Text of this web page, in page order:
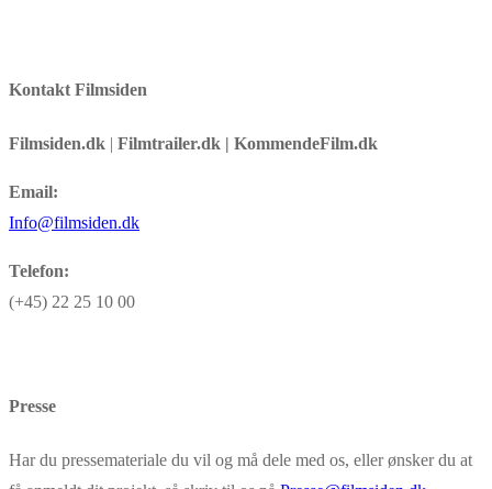
Kontakt Filmsiden
Filmsiden.dk | Filmtrailer.dk | KommendeFilm.dk
Email:
Info@filmsiden.dk
Telefon:
(+45) 22 25 10 00
Presse
Har du pressemateriale du vil og må dele med os, eller ønsker du at